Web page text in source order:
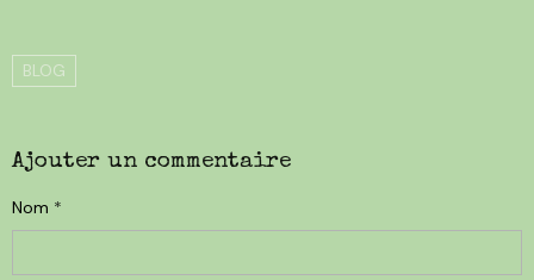
BLOG
Ajouter un commentaire
Nom